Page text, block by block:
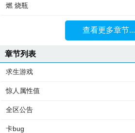
燃 烧瓶
查看更多章节...
章节列表
求生游戏
惊人属性值
全区公告
卡bug